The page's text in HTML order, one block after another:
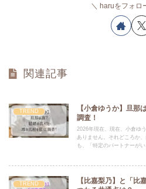
haruをフォロ
関連記事
TREND
【小倉ゆうか】旦那
調査！
2026年現在、現在、小倉ゆ
ありません。それどころか
も、「特定のパートナーが
TREND
【比嘉梨乃】と「比